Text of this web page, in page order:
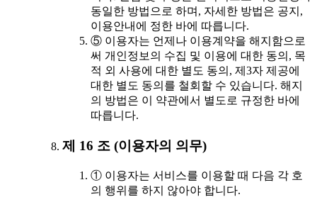
동일한 방법으로 하며, 자세한 방법은 공지,
이용안내에 정한 바에 따릅니다.
⑤ 이용자는 언제나 이용계약을 해지함으로
써 개인정보의 수집 및 이용에 대한 동의, 목
적 외 사용에 대한 별도 동의, 제3자 제공에
대한 별도 동의를 철회할 수 있습니다. 해지
의 방법은 이 약관에서 별도로 규정한 바에
따릅니다.
제 16 조 (이용자의 의무)
① 이용자는 서비스를 이용할 때 다음 각 호
의 행위를 하지 않아야 합니다.